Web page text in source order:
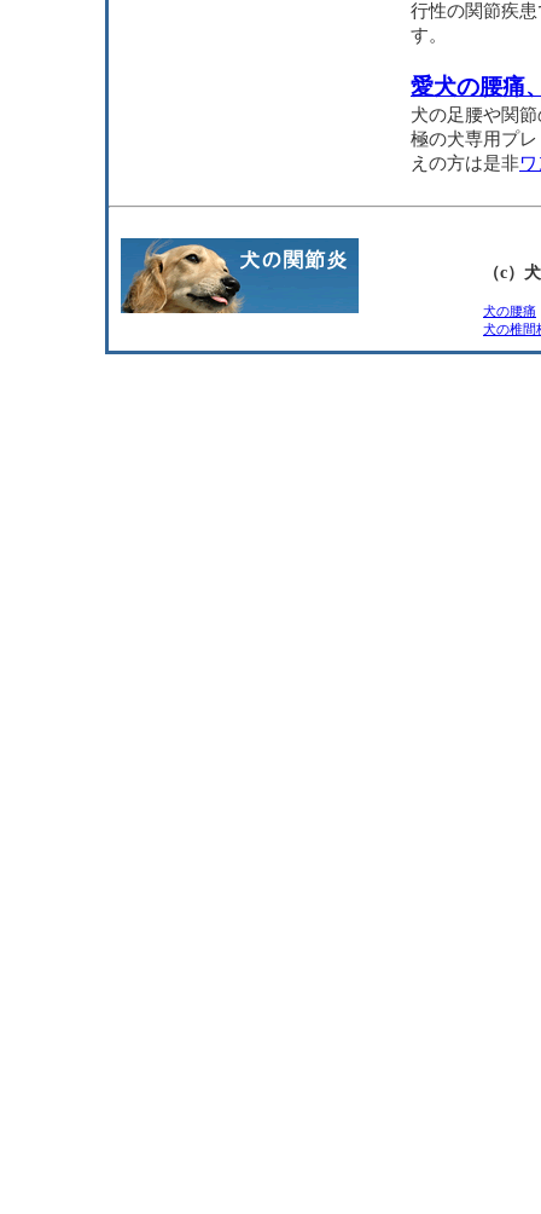
行性の関節疾
す。
愛犬の腰痛
犬の足腰や関
極の犬専用プ
えの方は是非
（c）
犬の腰痛
犬の椎間